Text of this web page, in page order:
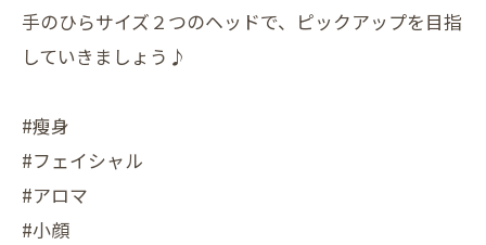
手のひらサイズ２つのヘッドで、ピックアップを目指
していきましょう♪
#瘦身
#フェイシャル
#アロマ
#小顔